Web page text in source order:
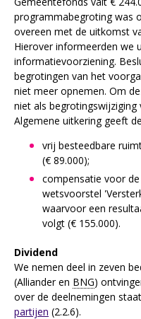
programmabegroting was
overeen met de uitkomst
Hierover informeerden we
informatievoorziening.
begrotingen van het
niet meer opnemen. Om
niet als
Algemene uitkering geeft
vrij besteedbare
(€ 89.000);
compensatie voor
wetsvoorstel
waarvoor een
volgt (€ 155.000).
Dividend
We nemen deel in zeven
(Alliander en BNG)
over de deelnemingen
partijen (2.2.6).